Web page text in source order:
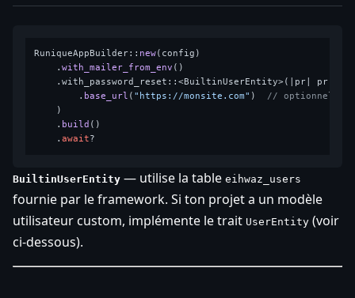
RuniqueAppBuilder:: new(config)
    .
with_mailer_from_env ()
    .with_password_reset::<BuiltinUserEntity>(|pr| pr
        .
base_url ( "https://monsite.com" ) // optionnel en
    )
    .
build ()
    .
await
BuiltinUserEntity — utilise la table eihwaz_users
fournie par le framework. Si ton projet a un modèle
utilisateur custom, implémente le trait UserEntity (voir
ci-dessous).